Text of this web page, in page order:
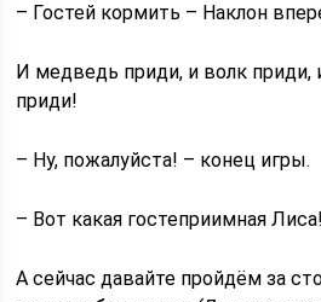
– Гостей кормить – Наклон
И медведь приди, и волк приди,
приди!
– Ну, пожалуйста! – конец игры.
– Вот какая гостеприимная Лиса!
А сейчас давайте пройдём за